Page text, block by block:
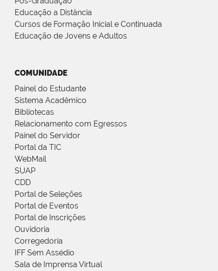
Educação a Distância
Cursos de Formação Inicial e Continuada
Educação de Jovens e Adultos
COMUNIDADE
Painel do Estudante
Sistema Acadêmico
Bibliotecas
Relacionamento com Egressos
Painel do Servidor
Portal da TIC
WebMail
SUAP
CDD
Portal de Seleções
Portal de Eventos
Portal de Inscrições
Ouvidoria
Corregedoria
IFF Sem Assédio
Sala de Imprensa Virtual